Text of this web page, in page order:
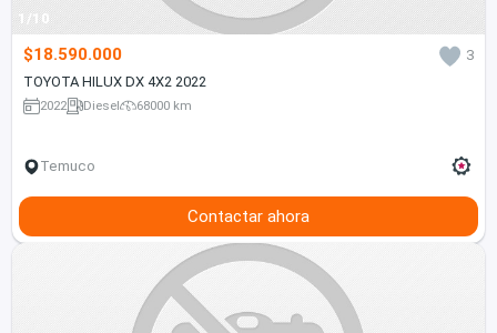
1/10
$18.590.000
3
TOYOTA HILUX DX 4X2 2022
2022 Diesel 68000 km
Temuco
Contactar ahora